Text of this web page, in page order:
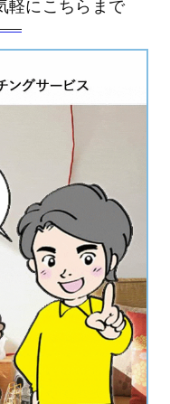
軽にこちらまで